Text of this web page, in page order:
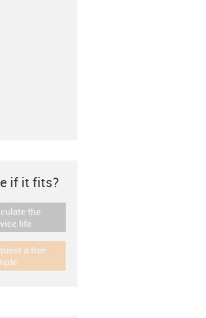
if it fits?
lebensdauerrechner
the
life
gratismuster
a free